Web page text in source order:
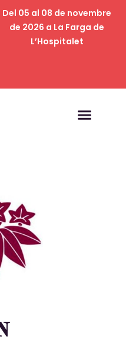
Del 05 al 08 de novembre
de 2026 a La Farga de
L’Hospitalet